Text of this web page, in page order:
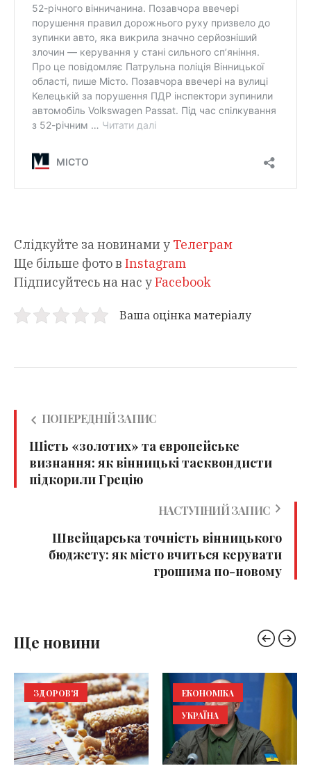
Слідкуйте за новинами у Телеграм
Ще більше фото в Instagram
Підписуйтесь на нас уFacebook
Ваша оцінка матеріалу
ПОПЕРЕДНІЙ ЗАПИС
Шість «золотих» та європейське
визнання: як вінницькі таеквондисти
підкорили Грецію
НАСТУПНИЙ ЗАПИС
Швейцарська точність вінницького
бюджету: як місто вчиться керувати
грошима по-новому
Ще новини
ЗДОРОВ'Я
ЕКОНОМІКА
УКРАЇНА